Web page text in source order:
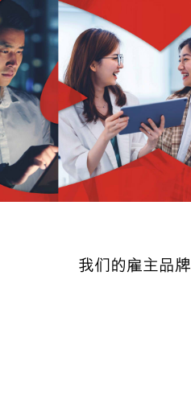
我们的雇主品牌